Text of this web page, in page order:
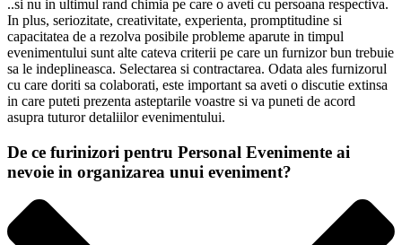
..si nu in ultimul rand chimia pe care o aveti cu persoana respectiva.
In plus, seriozitate, creativitate, experienta, promptitudine si
capacitatea de a rezolva posibile probleme aparute in timpul
evenimentului sunt alte cateva criterii pe care un furnizor bun trebuie
sa le indeplineasca. Selectarea si contractarea. Odata ales furnizorul
cu care doriti sa colaborati, este important sa aveti o discutie extinsa
in care puteti prezenta asteptarile voastre si va puneti de acord
asupra tuturor detaliilor evenimentului.
De ce furinizori pentru Personal Evenimente ai
nevoie in organizarea unui eveniment?